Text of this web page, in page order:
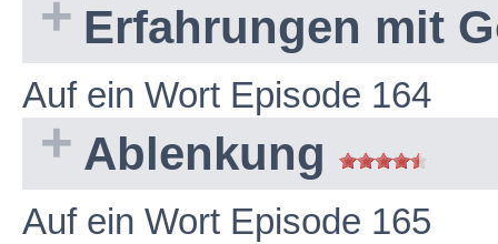
Erfahrungen mit
Auf ein Wort Episode 164
Ablenkung
Auf ein Wort Episode 165